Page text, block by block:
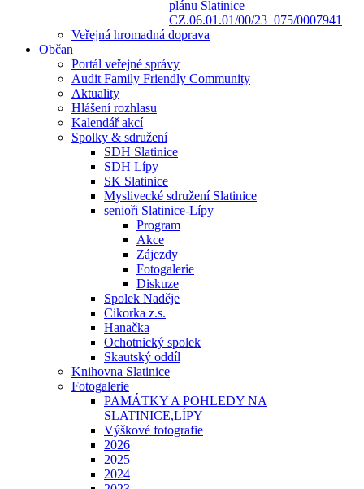
plánu Slatinice
CZ.06.01.01/00/23_075/0007941
Veřejná hromadná doprava
Občan
Portál veřejné správy
Audit Family Friendly Community
Aktuality
Hlášení rozhlasu
Kalendář akcí
Spolky & sdružení
SDH Slatinice
SDH Lípy
SK Slatinice
Myslivecké sdružení Slatinice
senioři Slatinice-Lípy
Program
Akce
Zájezdy
Fotogalerie
Diskuze
Spolek Naděje
Cikorka z.s.
Hanačka
Ochotnický spolek
Skautský oddíl
Knihovna Slatinice
Fotogalerie
PAMÁTKY A POHLEDY NA
SLATINICE,LÍPY
Výškové fotografie
2026
2025
2024